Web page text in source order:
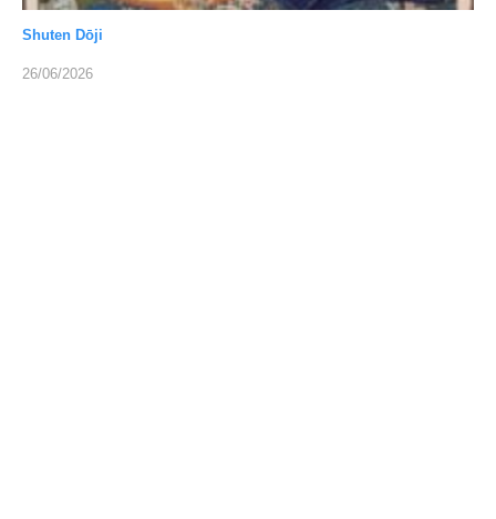
Shuten Dōji
26/06/2026